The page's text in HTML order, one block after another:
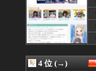
08/08 12:00
08/08 12:00
08/08 11:40
08/08 11:39
08/08 11:35
08/08 11:32
08/08 11:30
4 位 (→)